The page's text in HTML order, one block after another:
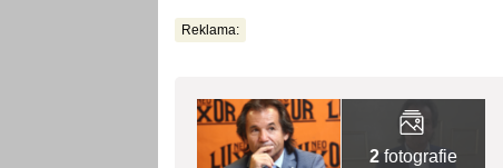
Reklama:
2 fotografie